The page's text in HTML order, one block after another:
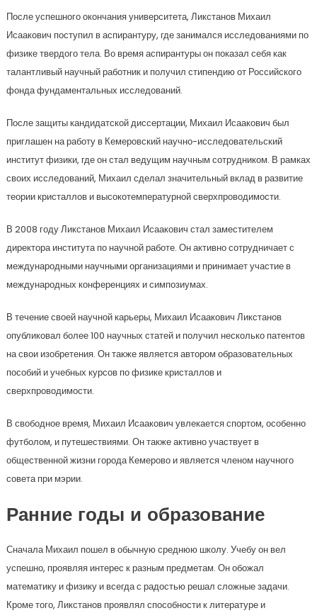
После успешного окончания университета, Ликстанов Михаил
Исаакович поступил в аспирантуру, где занимался исследованиями по
физике твердого тела. Во время аспирантуры он показал себя как
талантливый научный работник и получил стипендию от Российского
фонда фундаментальных исследований.
После защиты кандидатской диссертации, Михаил Исаакович был
приглашен на работу в Кемеровский научно-исследовательский
институт физики, где он стал ведущим научным сотрудником. В рамках
своих исследований, Михаил сделал значительный вклад в развитие
теории кристаллов и высокотемпературной сверхпроводимости.
В 2008 году Ликстанов Михаил Исаакович стал заместителем
директора института по научной работе. Он активно сотрудничает с
международными научными организациями и принимает участие в
международных конференциях и симпозиумах.
В течение своей научной карьеры, Михаил Исаакович Ликстанов
опубликовал более 100 научных статей и получил несколько патентов
на свои изобретения. Он также является автором образовательных
пособий и учебных курсов по физике кристаллов и
сверхпроводимости.
В свободное время, Михаил Исаакович увлекается спортом, особенно
футболом, и путешествиями. Он также активно участвует в
общественной жизни города Кемерово и является членом научного
совета при мэрии.
Ранние годы и образование
Сначала Михаил пошел в обычную среднюю школу. Учебу он вел
успешно, проявляя интерес к разным предметам. Он обожал
математику и физику и всегда с радостью решал сложные задачи.
Кроме того, Ликстанов проявлял способности к литературе и